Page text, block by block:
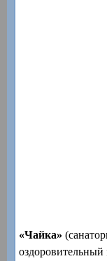
«Чайка»
оздоровительный